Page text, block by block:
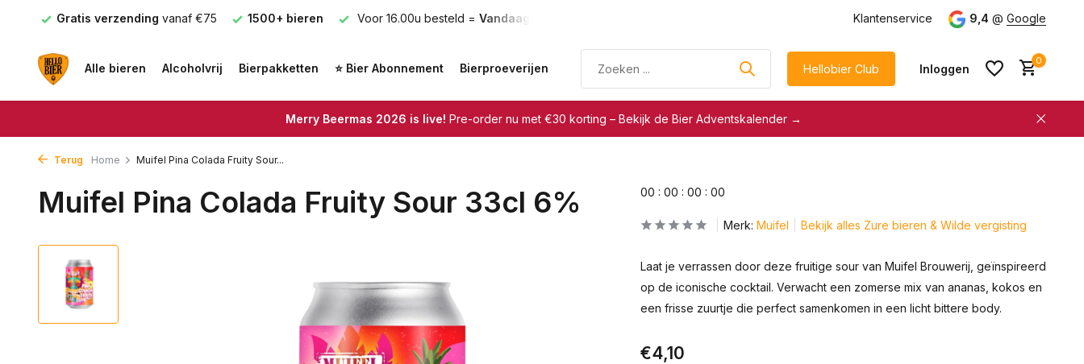
Gratis verzending vanaf €75 1500+ bieren Voor 16.00u besteld = Vandaag verzonden Klantenservice 9,4 @ Google
Alle bieren Alcoholvrij Bierpakketten ⭐ Bier Abonnement Bierproeverijen Hellobier Club Inloggen
spaar automatisch voor
spaar automatisch voor
0
Merry Beermas 2026 is live! Pre-order nu met €30 korting – Bekijk de Bier Adventskalender →
Terug Home Muifel Pina Colada Fruity Sour...
Muifel Pina Colada Fruity Sour 33cl 6% 00 : 00 : 00 : 00
Merk: Muifel Bekijk alles Zure bieren & Wilde vergisting
Laat je verrassen door deze fruitige sour van Muifel Brouwerij, geïnspireerd
op de iconische cocktail. Verwacht een zomerse mix van ananas, kokos en
een frisse zuurtje die perfect samenkomen in een licht bittere body.
€4,10